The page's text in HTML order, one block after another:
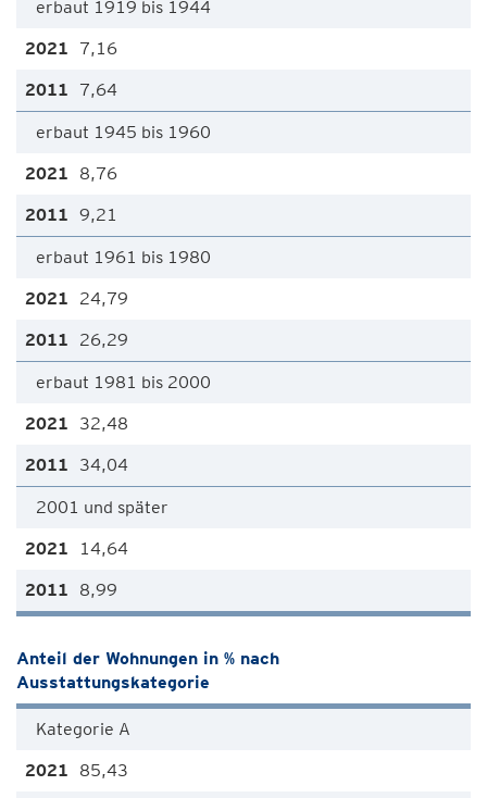
erbaut 1919 bis 1944
7,16
7,64
erbaut 1945 bis 1960
8,76
9,21
erbaut 1961 bis 1980
24,79
26,29
erbaut 1981 bis 2000
32,48
34,04
2001 und später
14,64
8,99
Anteil der Wohnungen in % nach
Ausstattungskategorie
Kategorie A
85,43